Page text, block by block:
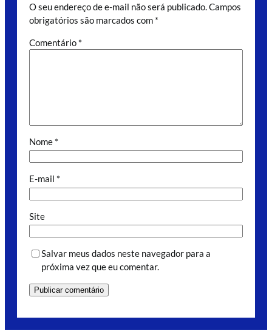
O seu endereço de e-mail não será publicado.Campos
obrigatórios são marcados com *
Comentário *
Nome *
E-mail *
Site
Salvar meus dados neste navegador para a
próxima vez que eu comentar.